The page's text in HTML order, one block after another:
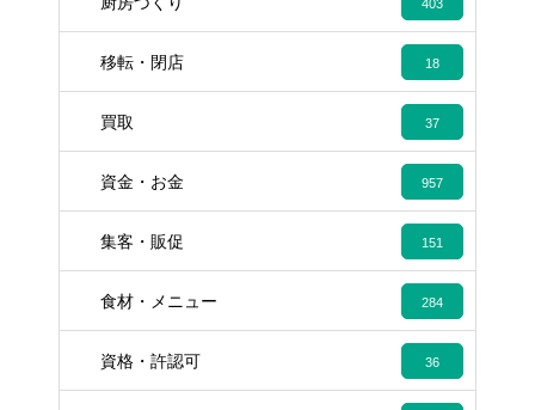
403
移転・閉店 18
買取 37
資金・お金 957
集客・販促 151
食材・メニュー 284
資格・許認可 36